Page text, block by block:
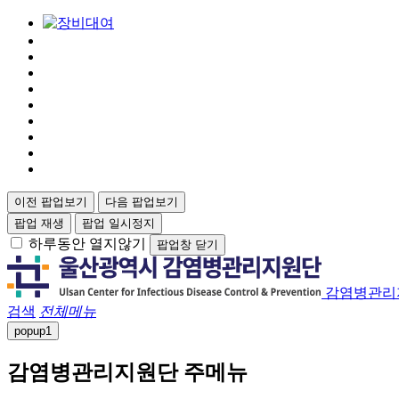
이전 팝업보기
다음 팝업보기
팝업 재생
팝업 일시정지
하루동안 열지않기 팝업창 닫기
감염병관
검색 전체메뉴
popup1
감염병관리지원단 주메뉴